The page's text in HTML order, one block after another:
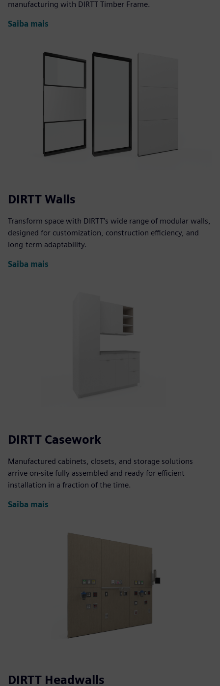
manufacturing with DIRTT Timber Frame.
Saiba mais
DIRTT Walls
Transform space with DIRTT's wide range of modular walls,
designed for customization, construction efficiency, and
long-term adaptability.
Saiba mais
DIRTT Casework
Manufactured cabinets, closets, and storage solutions
arrive on-site fully assembled and ready for efficient
installation in a fraction of the time.
Saiba mais
DIRTT Headwalls